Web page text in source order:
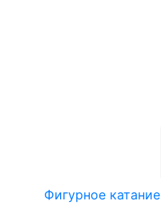
Фигурное катание